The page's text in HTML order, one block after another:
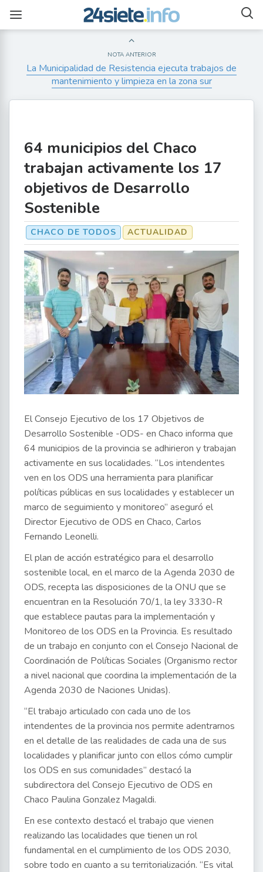
NOTA ANTERIOR
La Municipalidad de Resistencia ejecuta trabajos de
mantenimiento y limpieza en la zona sur
64 municipios del Chaco
trabajan activamente los 17
objetivos de Desarrollo
Sostenible
CHACO DE TODOS ACTUALIDAD
El Consejo Ejecutivo de los 17 Objetivos de
Desarrollo Sostenible -ODS- en Chaco informa que
64 municipios de la provincia se adhirieron y trabajan
activamente en sus localidades. “Los intendentes
ven en los ODS una herramienta para planificar
políticas públicas en sus localidades y establecer un
marco de seguimiento y monitoreo” aseguró el
Director Ejecutivo de ODS en Chaco, Carlos
Fernando Leonelli.
El plan de acción estratégico para el desarrollo
sostenible local, en el marco de la Agenda 2030 de
ODS, recepta las disposiciones de la ONU que se
encuentran en la Resolución 70/1, la ley 3330-R
que establece pautas para la implementación y
Monitoreo de los ODS en la Provincia. Es resultado
de un trabajo en conjunto con el Consejo Nacional de
Coordinación de Políticas Sociales (Organismo rector
a nivel nacional que coordina la implementación de la
Agenda 2030 de Naciones Unidas).
“El trabajo articulado con cada uno de los
intendentes de la provincia nos permite adentrarnos
en el detalle de las realidades de cada una de sus
localidades y planificar junto con ellos cómo cumplir
los ODS en sus comunidades” destacó la
subdirectora del Consejo Ejecutivo de ODS en
Chaco Paulina Gonzalez Magaldi.
En ese contexto destacó el trabajo que vienen
realizando las localidades que tienen un rol
fundamental en el cumplimiento de los ODS 2030,
sobre todo en cuanto a su territorialización. “Es vital